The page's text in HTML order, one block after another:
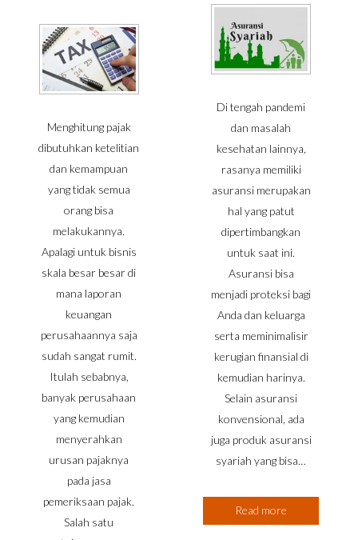
Menghitung pajak
dibutuhkan ketelitian
dan kemampuan
yang tidak semua
orang bisa
melakukannya.
Apalagi untuk bisnis
skala besar besar di
mana laporan
keuangan
perusahaannya saja
sudah sangat rumit.
Itulah sebabnya,
banyak perusahaan
yang kemudian
menyerahkan
urusan pajaknya
pada jasa
pemeriksaan pajak.
Salah satu
Di tengah pandemi
dan masalah
kesehatan lainnya,
rasanya memiliki
asuransi merupakan
hal yang patut
dipertimbangkan
untuk saat ini.
Asuransi bisa
menjadi proteksi bagi
Anda dan keluarga
serta meminimalisir
kerugian finansial di
kemudian harinya.
Selain asuransi
konvensional, ada
juga produk asuransi
syariah yang bisa…
Read more